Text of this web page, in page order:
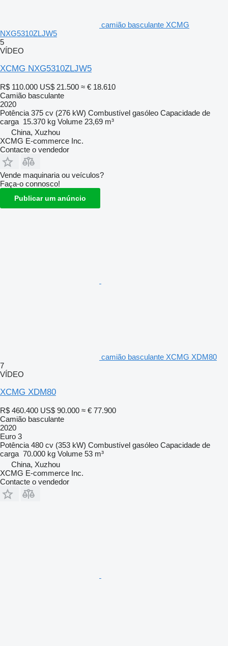
camião basculante XCMG
NXG5310ZLJW5
5
VÍDEO
XCMG NXG5310ZLJW5
R$ 110.000 US$ 21.500 ≈ € 18.610
Camião basculante
2020
Potência 375 cv (276 kW) Combustível gasóleo Capacidade de
carga 15.370 kg Volume 23,69 m³
China, Xuzhou
XCMG E-commerce Inc.
Contacte o vendedor
Vende maquinaria ou veículos?
Faça-o connosco!
Publicar um anúncio
camião basculante XCMG XDM80
7
VÍDEO
XCMG XDM80
R$ 460.400 US$ 90.000 ≈ € 77.900
Camião basculante
2020
Euro 3
Potência 480 cv (353 kW) Combustível gasóleo Capacidade de
carga 70.000 kg Volume 53 m³
China, Xuzhou
XCMG E-commerce Inc.
Contacte o vendedor